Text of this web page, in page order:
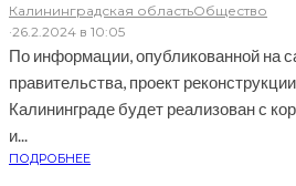
Калининградская областьОбщество
·26.2.2024 в 10:05
По информации, опубликованной на
правительства, проект
Калининграде будет реализован с
и...
ПОДРОБНЕЕ